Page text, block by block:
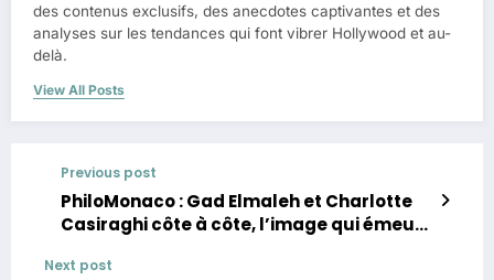
des contenus exclusifs, des anecdotes captivantes et des
analyses sur les tendances qui font vibrer Hollywood et au-
delà.
View All Posts
Previous post
PhiloMonaco : Gad Elmaleh et Charlotte
Casiraghi côte à côte, l’image qui émeut
Next post